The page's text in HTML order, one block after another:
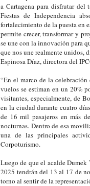
a Cartagena para disfrutar del
Fiestas de Independencia
fortalecimiento de la puesta en
permite crecer, transformar y
se une con la innovación para
que nos une realmente unidos,
Espinosa Díaz, directora del
“En el marco de la celebración
vuelos se estiman en un 20%
visitantes, especialmente, de
en la ciudad durante cuatro
de 16 mil pasajeros en más
nocturnas. Dentro de esa
una de las principales
Corpoturismo.
Luego de que el acalde
2025 tendrán del 13 al 17 de
torno al sentir de la